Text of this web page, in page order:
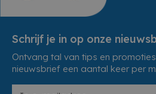
Schrijf je in op onze
Ontvang tal van tips en
nieuwsbrief een aantal keer per